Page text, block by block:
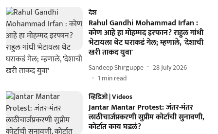
देश
Rahul Gandhi Mohammad Irfan :
कोण आहे हा मोहम्मद इरफान? राहुल गांधी
भेटायला थेट घराकडं गेल; म्हणाले, 'देशाची
खरी ताकद युवा'
Sandeep Shirguppe
28 July 2026
1 min read
व्हिडिओ | Videos
Jantar Mantar Protest: जंतर-मंतर
लाठीचार्जप्रकरणी सुप्रीम कोर्टाची सुनावणी,
कोर्टात काय घडलं?